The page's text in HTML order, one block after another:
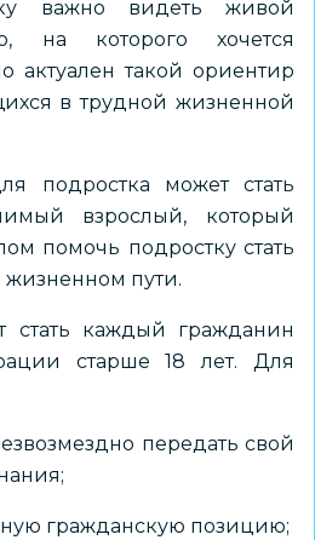
важно видеть живой
на которого хочется
актуален такой ориентир
в трудной жизненной
подростка может стать
взрослый, который
помочь подростку стать
жизненном пути.
стать каждый гражданин
старше 18 лет. Для
передать свой
гражданскую позицию;